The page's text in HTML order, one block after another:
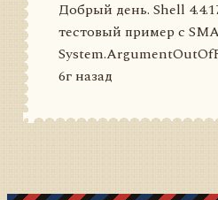
Добрый день. Shell
тестовый пример с
6г назад